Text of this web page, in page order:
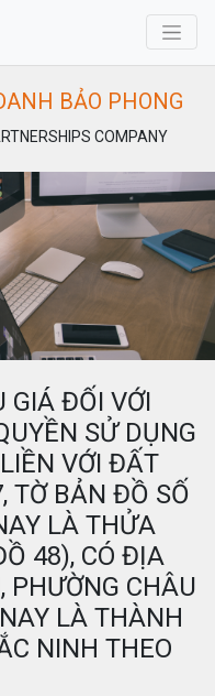
BẢO PHONG
COMPANY
GIÁ ĐỐI VỚI
SỬ DỤNG
VỚI ĐẤT
TỜ BẢN ĐỒ SỐ
LÀ THỬA
48), CÓ ĐỊA
PHƯỜNG CHÂU
LÀ THÀNH
NINH THEO